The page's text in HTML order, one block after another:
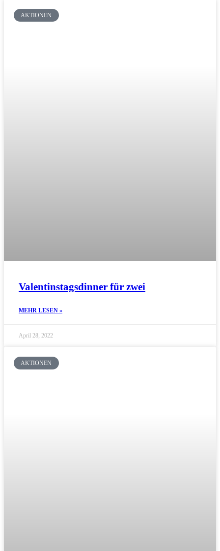
AKTIONEN
Valentinstagsdinner für zwei
MEHR LESEN »
April 28, 2022
AKTIONEN